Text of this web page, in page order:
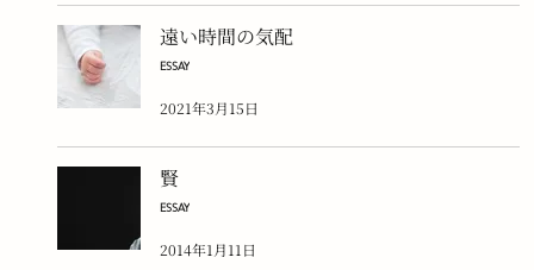
遠い時間の気配
ESSAY
2021年3月15日
賢
ESSAY
2014年1月11日